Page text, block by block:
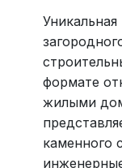
формате
жилыми
каменного